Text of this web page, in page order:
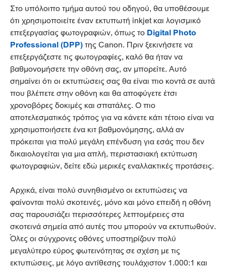
Στο υπόλοιπο τμήμα αυτού του οδηγού, θα υποθέσουμε
ότι χρησιμοποιείτε έναν εκτυπωτή inkjet και λογισμικό
επεξεργασίας φωτογραφιών, όπως το Digital Photo
Professional (DPP)της Canon. Πριν ξεκινήσετε να
επεξεργάζεστε τις φωτογραφίες, καλό θα ήταν να
βαθμονομήσετε την οθόνη σας, αν μπορείτε. Αυτό
σημαίνει ότι οι εκτυπώσεις σας θα είναι πιο κοντά σε αυτά
που βλέπετε στην οθόνη και θα αποφύγετε έτσι
χρονοβόρες δοκιμές και σπατάλες. Ο πιο
αποτελεσματικός τρόπος για να κάνετε κάτι τέτοιο είναι να
χρησιμοποιήσετε ένα κιτ βαθμονόμησης, αλλά αν
πρόκειται για πολύ μεγάλη επένδυση για εσάς που δεν
δικαιολογείται για μια απλή, περιστασιακή εκτύπωση
φωτογραφιών, δείτε εδώ μερικές εναλλακτικές προτάσεις.
Αρχικά, είναι πολύ συνηθισμένο οι εκτυπώσεις να
φαίνονται πολύ σκοτεινές, μόνο και μόνο επειδή η οθόνη
σας παρουσιάζει περισσότερες λεπτομέρειες στα
σκοτεινά σημεία από αυτές που μπορούν να εκτυπωθούν.
Όλες οι σύγχρονες οθόνες υποστηρίζουν πολύ
μεγαλύτερο εύρος φωτεινότητας σε σχέση με τις
εκτυπώσεις, με λόγο αντίθεσης τουλάχιστον 1.000:1 και